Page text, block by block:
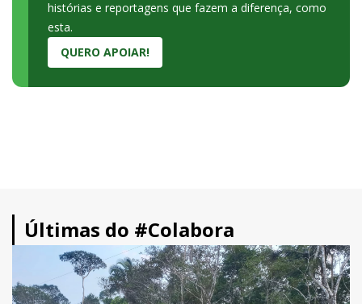
histórias e reportagens que fazem a diferença, como
esta.
QUERO APOIAR!
Últimas do #Colabora